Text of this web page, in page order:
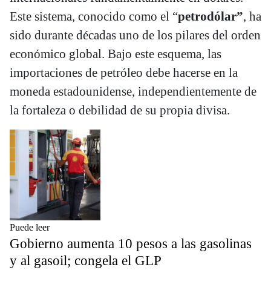
Este sistema, conocido como el “petrodólar”, ha
sido durante décadas uno de los pilares del orden
económico global. Bajo este esquema, las
importaciones de petróleo debe hacerse en la
moneda estadounidense, independientemente de
la fortaleza o debilidad de su propia divisa.
Puede leer
Gobierno aumenta 10 pesos a las gasolinas
y al gasoil; congela el GLP